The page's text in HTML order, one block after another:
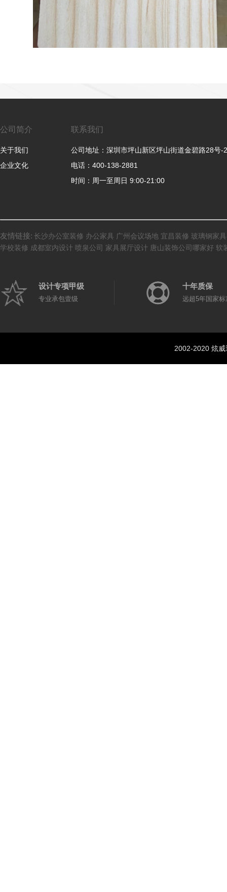
公司简介
关于我们
企业文化
联系我们
公司地址：深圳市坪山新区坪山街道金碧路28号-2
电话：400-138-2881
时间：周一至周日 9:00-21:00
友情链接: 长沙办公室装修 办公家具 广州会议场地 宜昌装修 玻璃钢家具
学校装修 成都室内设计 喷泉公司 家具展厅设计 唐山装饰公司哪家好 软
设计专项甲级
专业承包壹级
十年质保
远超5年国家标
2002-2020 炫